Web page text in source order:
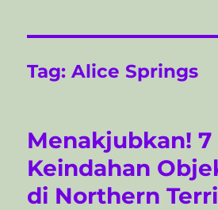
Tag:Alice Springs
Menakjubkan! 7
Keindahan
di Northern